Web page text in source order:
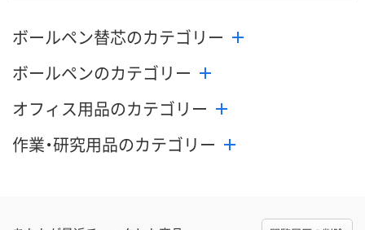
ボールペン替芯のカテゴリー
ボールペンのカテゴリー
オフィス用品のカテゴリー
作業・研究用品のカテゴリー